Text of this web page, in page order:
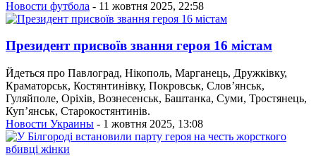
Новости футбола - 11 жовтня 2025, 22:58
Президент присвоїв звання героя 16 містам
Йдеться про Павлоград, Нікополь, Марганець, Дружківку,
Краматорськ, Костянтинівку, Покровськ, Слов’янськ,
Гуляйполе, Оріхів, Вознесенськ, Баштанка, Суми, Тростянець,
Куп’янськ, Старокостянтинів.
Новости Украины - 1 жовтня 2025, 13:08